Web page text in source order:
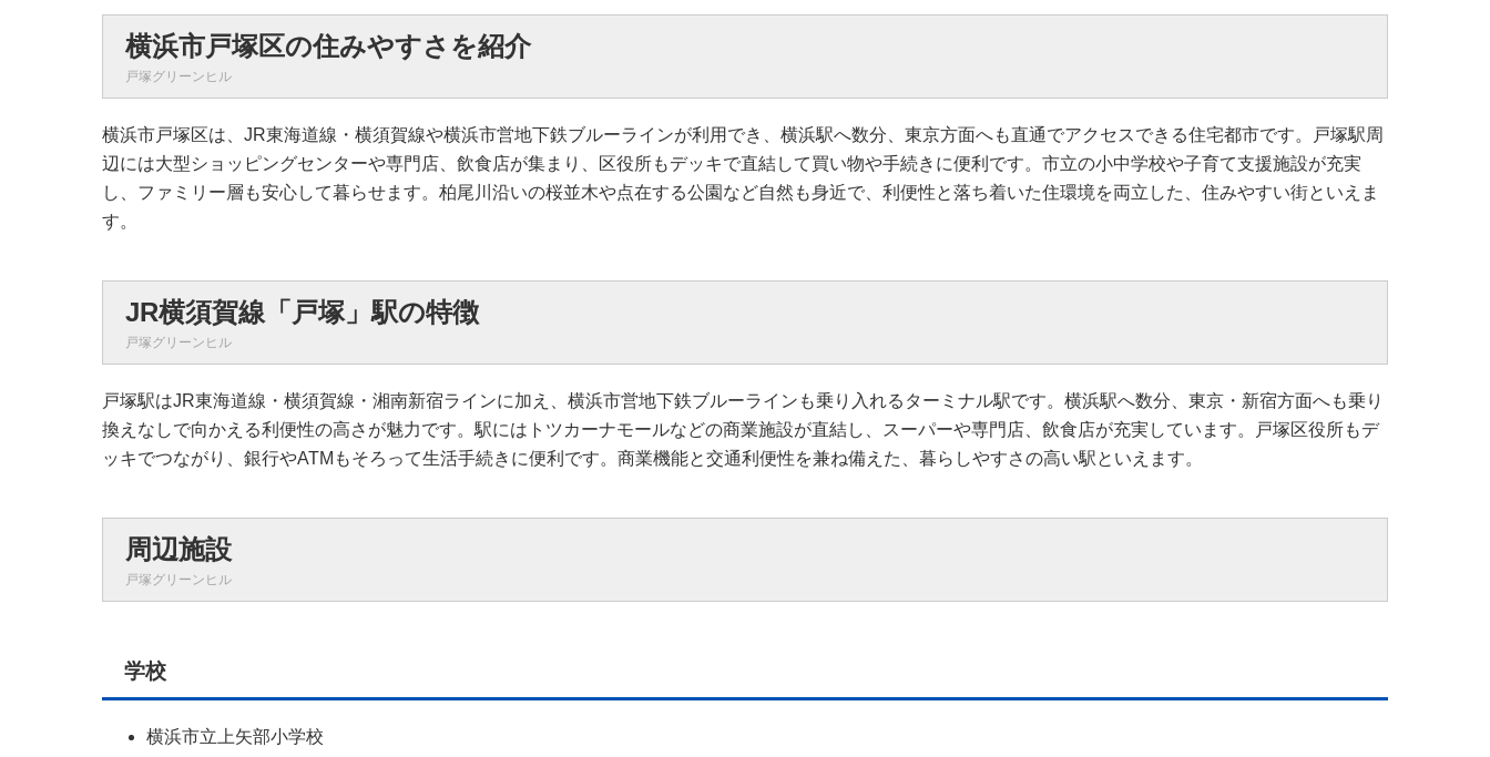
横浜市戸塚区の住みやすさを紹介
戸塚グリーンヒル
横浜市戸塚区は、JR東海道線・横須賀線や横浜市営地下鉄ブルーラインが利用でき、横浜駅へ数分、東京方面へも直通でアクセスできる住宅都市です。戸塚駅周
辺には大型ショッピングセンターや専門店、飲食店が集まり、区役所もデッキで直結して買い物や手続きに便利です。市立の小中学校や子育て支援施設が充実
し、ファミリー層も安心して暮らせます。柏尾川沿いの桜並木や点在する公園など自然も身近で、利便性と落ち着いた住環境を両立した、住みやすい街といえま
す。
JR横須賀線「戸塚」駅の特徴
戸塚グリーンヒル
戸塚駅はJR東海道線・横須賀線・湘南新宿ラインに加え、横浜市営地下鉄ブルーラインも乗り入れるターミナル駅です。横浜駅へ数分、東京・新宿方面へも乗り
換えなしで向かえる利便性の高さが魅力です。駅にはトツカーナモールなどの商業施設が直結し、スーパーや専門店、飲食店が充実しています。戸塚区役所もデ
ッキでつながり、銀行やATMもそろって生活手続きに便利です。商業機能と交通利便性を兼ね備えた、暮らしやすさの高い駅といえます。
周辺施設
戸塚グリーンヒル
学校
横浜市立上矢部小学校